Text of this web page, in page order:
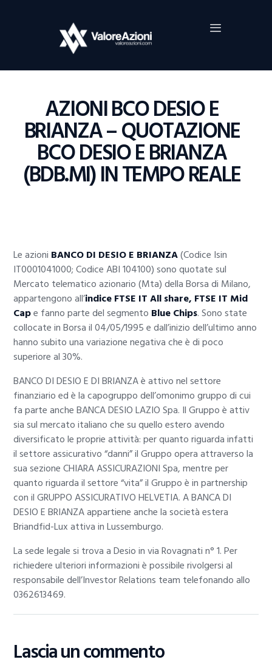
AZIONI BCO DESIO E
BRIANZA – QUOTAZIONE
BCO DESIO E BRIANZA
(BDB.MI) IN TEMPO REALE
Home
Investimenti
Borsa
Guide Al Trading
Criptovalute
Le azioni BANCO DI DESIO E BRIANZA(Codice Isin
IT0001041000; Codice ABI 104100) sono quotate sul
Mercato telematico azionario (Mta) della Borsa di Milano,
appartengono all’indiceFTSE IT All share, FTSE IT Mid
Cape fanno parte del segmento Blue Chips. Sono state
collocate in Borsa il 04/05/1995 e dall’inizio dell’ultimo anno
hanno subito una variazione negativa che è di poco
superiore al 30%.
BANCO DI DESIO E DI BRIANZA è attivo nel settore
finanziario ed è la capogruppo dell’omonimo gruppo di cui
fa parte anche BANCA DESIO LAZIO Spa. Il Gruppo è attiv
sia sul mercato italiano che su quello estero avendo
diversificato le proprie attività: per quanto riguarda infatti
il settore assicurativo “danni” il Gruppo opera attraverso la
sua sezione CHIARA ASSICURAZIONI Spa, mentre per
quanto riguarda il settore “vita” il Gruppo è in partnership
con il GRUPPO ASSICURATIVO HELVETIA. A BANCA DI
DESIO E BRIANZA appartiene anche la società estera
Briandfid-Lux attiva in Lussemburgo.
La sede legale si trova a Desio in via Rovagnati n° 1. Per
richiedere ulteriori informazioni è possibile rivolgersi al
responsabile dell’Investor Relations team telefonando allo
0362613469.
Lascia un commento